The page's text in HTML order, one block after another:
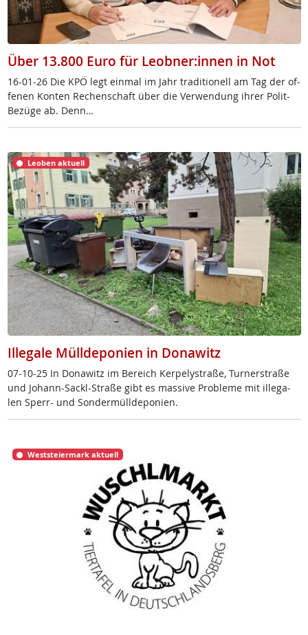
Über 13.800 Euro für Leobner:innen in Not
16-01-26 Die KPÖ legt ein­mal im Jahr tra­di­tio­nell am Tag der of­
fe­nen Kon­ten Re­chen­schaft über die Ver­wen­dung ih­rer Po­lit-
Be­zü­ge ab. Denn…
Leoben aktuell
Illegale Mülldeponien in Donawitz
07-10-25 In Do­na­witz im Be­reich Ker­pe­ly­stra­ße, Tur­ner­stra­ße
und Jo­hann-Sackl-Stra­ße gibt es mas­si­ve Pro­b­le­me mit il­le­ga­
len Sperr- und Son­der­müll­de­po­ni­en.
Weststeiermark aktuell